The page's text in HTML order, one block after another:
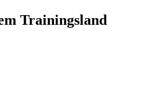
Trainingsland